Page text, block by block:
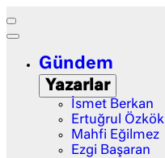
Gündem
Yazarlar
İsmet Berkan
Ertuğrul Özkök
Mahfi Eğilmez
Ezgi Başaran